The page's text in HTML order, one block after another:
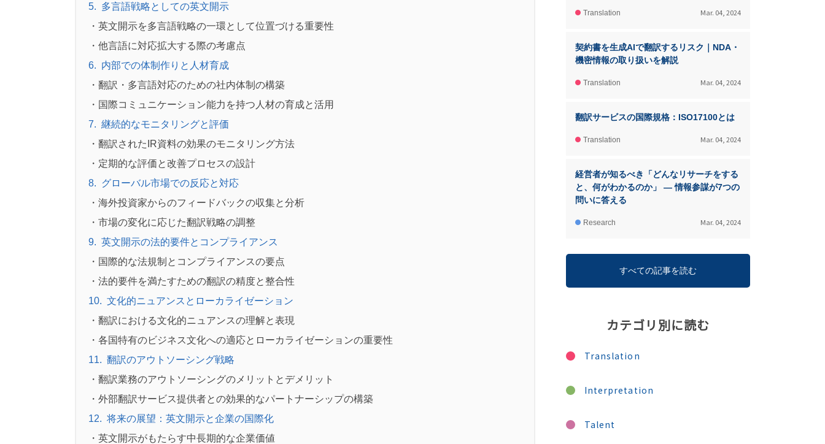
5. 多言語戦略としての英文開示
・英文開示を多言語戦略の一環として位置づける重要性
・他言語に対応拡大する際の考慮点
6. 内部での体制作りと人材育成
・翻訳・多言語対応のための社内体制の構築
・国際コミュニケーション能力を持つ人材の育成と活用
7. 継続的なモニタリングと評価
・翻訳されたIR資料の効果のモニタリング方法
・定期的な評価と改善プロセスの設計
8. グローバル市場での反応と対応
・海外投資家からのフィードバックの収集と分析
・市場の変化に応じた翻訳戦略の調整
9. 英文開示の法的要件とコンプライアンス
・国際的な法規制とコンプライアンスの要点
・法的要件を満たすための翻訳の精度と整合性
10. 文化的ニュアンスとローカライゼーション
・翻訳における文化的ニュアンスの理解と表現
・各国特有のビジネス文化への適応とローカライゼーションの重要性
11. 翻訳のアウトソーシング戦略
・翻訳業務のアウトソーシングのメリットとデメリット
・外部翻訳サービス提供者との効果的なパートナーシップの構築
12. 将来の展望：英文開示と企業の国際化
・英文開示がもたらす中長期的な企業価値
Translation Mar. 04, 2024
契約書を生成AIで翻訳するリスク｜NDA・
機密情報の取り扱いを解説
Translation Mar. 04, 2024
翻訳サービスの国際規格：ISO17100とは
Translation Mar. 04, 2024
経営者が知るべき「どんなリサーチをする
と、何がわかるのか」 ― 情報参謀が7つの
問いに答える
Research Mar. 04, 2024
すべての記事を読む
カテゴリ別に読む
Translation
Interpretation
Talent